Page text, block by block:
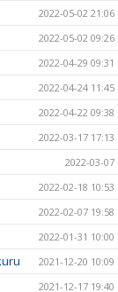
2022-05-02 21:06
2022-05-02 09:26
2022-04-29 09:31
2022-04-24 11:45
2022-04-22 09:38
2022-03-17 17:13
2022-03-07
2022-02-18 10:53
2022-02-07 19:58
2022-01-31 10:00
2021-12-20 10:09
2021-12-17 19:40